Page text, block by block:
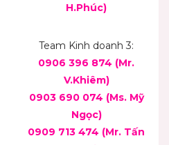
H.Phúc)
Team Kinh doanh 3:
0906 396 874 (Mr.
V.Khiêm)
0903 690 074 (Ms. Mỹ
Ngọc)
0909 713 474 (Mr. Tấn